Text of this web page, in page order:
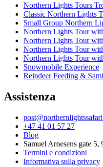
Northern Lights Tours
Classic Northern Lights
Small Group Northern
Northern Lights Tour
Northern Lights Tour
Northern Lights Tour
Northern Lights Tour
Snowmobile Experience
Reindeer Feeding &
Assistenza
+47 41 01 57 27
Blog
Samuel Arnesens gate 5,
Termini e condizioni
Informativa sulla privacy